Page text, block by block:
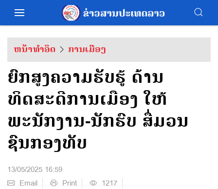
ຫນ້າທຳອິດ ການເມືອງ
ຍົກສູງຄວາມຮັບຮູ້ ດ້ານ
ທິດສະດີການເມືອງ ໃຫ້
ພະນັກງານ-ນັກຮົບ ສື່ມວນ
ຊົນກອງທັບ
13/05/2025 16:59
Email
Print 1217